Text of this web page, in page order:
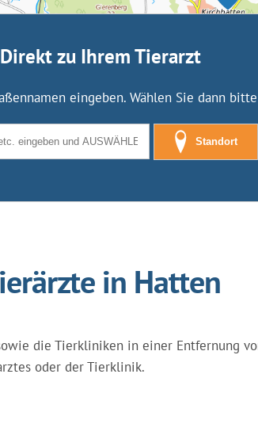
Direkt zu Ihrem Tierarzt
eingeben. Wählen Sie dann
Standort
in Hatten
die Tierkliniken in einer Entfernung
oder der Tierklinik.